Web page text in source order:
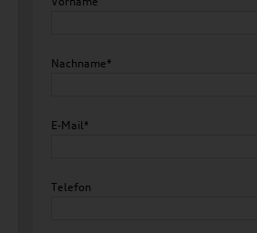
Nachname*
E-Mail*
Telefon